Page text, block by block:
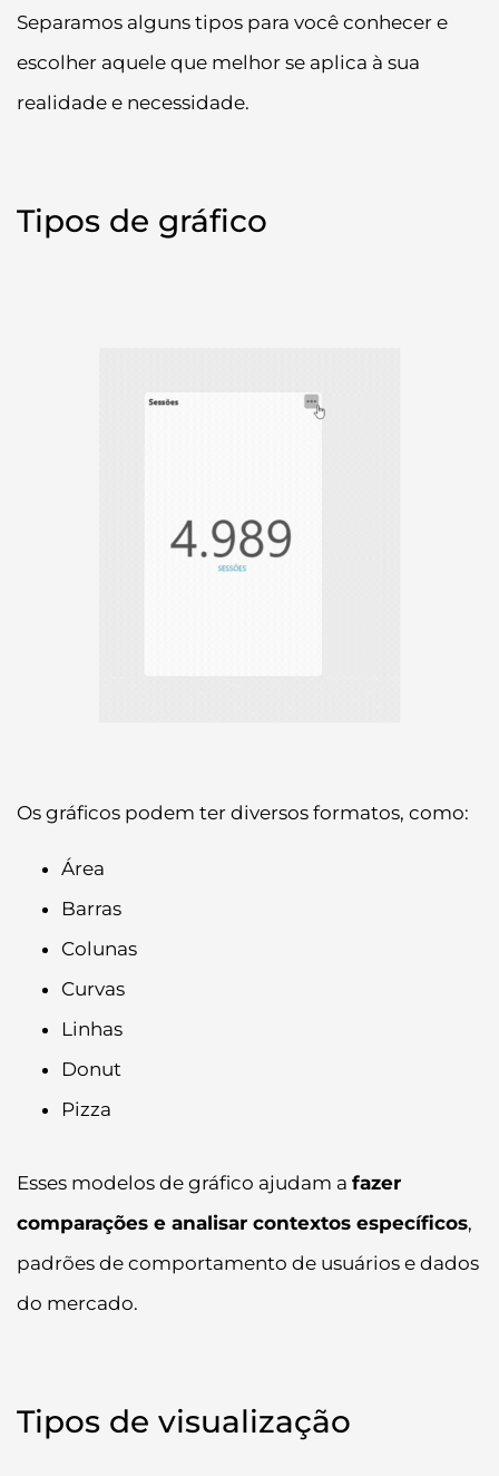
Separamos alguns tipos para você conhecer e
escolher aquele que melhor se aplica à sua
realidade e necessidade.
Tipos de gráfico
Os gráficos podem ter diversos formatos, como:
Área
Barras
Colunas
Curvas
Linhas
Donut
Pizza
Esses modelos de gráfico ajudam a fazer
comparações e analisar contextos específicos,
padrões de comportamento de usuários e dados
do mercado.
Tipos de visualização